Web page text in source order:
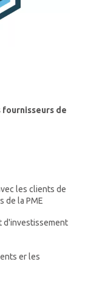
de
les clients de
de la PME
d'investissement
er les